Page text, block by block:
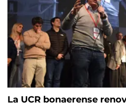
La UCR bonaerense